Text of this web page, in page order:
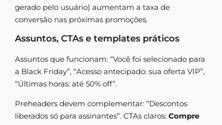
gerado pelo usuário) aumentam a taxa de
conversão nas próximas promoções.
Assuntos, CTAs e templates práticos
Assuntos que funcionam: “Você foi selecionado para
a Black Friday”, “Acesso antecipado: sua oferta VIP”,
“Últimas horas: até 50% off”.
Preheaders devem complementar: “Descontos
liberados só para assinantes”. CTAs claros: Compre